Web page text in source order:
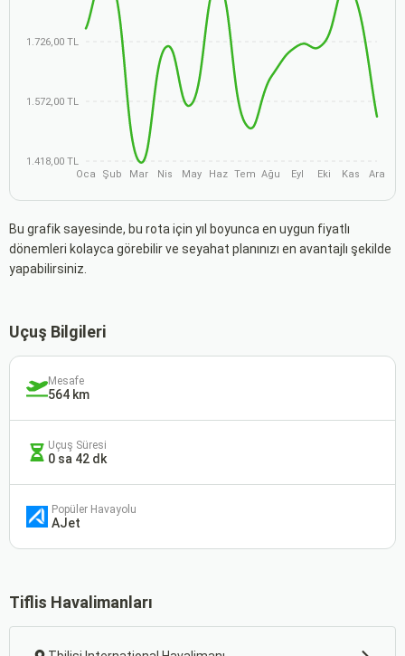
1.726,00 TL
1.572,00 TL
1.418,00 TL
Oca
Şub Mar Nis May Haz Tem Ağu Eyl Eki Kas Ara
Bu grafik sayesinde, bu rota için yıl boyunca en uygun fiyatlı
dönemleri kolayca görebilir ve seyahat planınızı en avantajlı şekilde
yapabilirsiniz.
Uçuş Bilgileri
Mesafe
564 km
Uçuş Süresi
0 sa 42 dk
Popüler Havayolu
AJet
Tiflis Havalimanları